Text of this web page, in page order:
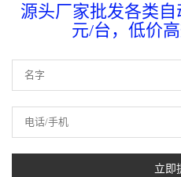
源头厂家批发各类
元/台，低价